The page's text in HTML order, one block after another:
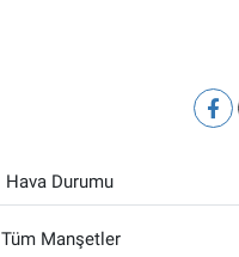
Hava Durumu
Tüm Manşetler